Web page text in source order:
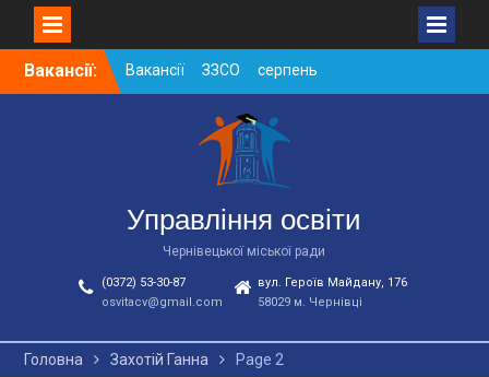
SkipВакансії:
Вакансії ЗЗСО серпень
2026
Вакансії ЗЗСО червень
Вакансії у ЗДО та
дошкільних підрозділах
ЗЗСО станом на
01.08.2026 р.
Управління освіти
Чернівецької міської ради
(0372) 53-30-87
osvitacv@gmail.com
вул. Героїв Майдану, 176
58029 м. Чернівці
Головна Захотій Ганна Page 2